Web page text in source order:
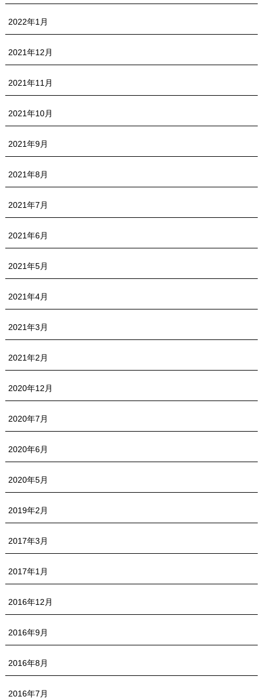
2022年1月
2021年12月
2021年11月
2021年10月
2021年9月
2021年8月
2021年7月
2021年6月
2021年5月
2021年4月
2021年3月
2021年2月
2020年12月
2020年7月
2020年6月
2020年5月
2019年2月
2017年3月
2017年1月
2016年12月
2016年9月
2016年8月
2016年7月